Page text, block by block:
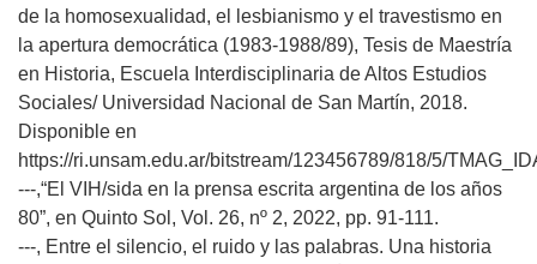
de la homosexualidad, el lesbianismo y el travestismo en
la apertura democrática (1983-1988/89), Tesis de Maestría
en Historia, Escuela Interdisciplinaria de Altos Estudios
Sociales/ Universidad Nacional de San Martín, 2018.
Disponible en
https://ri.unsam.edu.ar/bitstream/123456789/818/5/
---,“El VIH/sida en la prensa escrita argentina de los años
80”, en Quinto Sol, Vol. 26, nº 2, 2022, pp. 91-111.
---, Entre el silencio, el ruido y las palabras. Una historia